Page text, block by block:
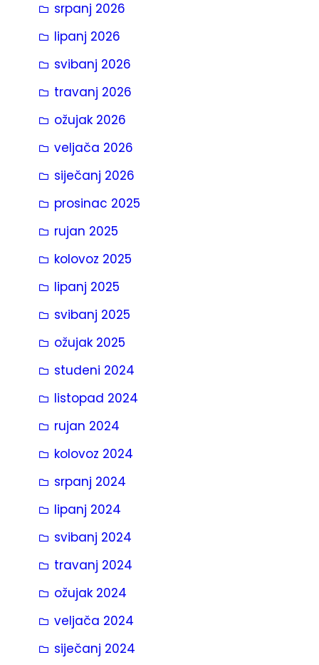
a
srpanj 2026
lipanj 2026
svibanj 2026
travanj 2026
ožujak 2026
veljača 2026
siječanj 2026
prosinac 2025
rujan 2025
kolovoz 2025
lipanj 2025
svibanj 2025
ožujak 2025
studeni 2024
listopad 2024
rujan 2024
kolovoz 2024
srpanj 2024
lipanj 2024
svibanj 2024
travanj 2024
ožujak 2024
veljača 2024
siječanj 2024